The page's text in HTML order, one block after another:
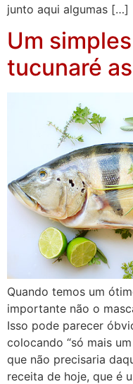
junto aqui algumas […]
Um
tucunaré
Quando temos um
importante não o
Isso pode parecer
colocando “só mais
que não precisaria
receita de hoje, que é